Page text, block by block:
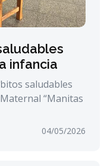
infancia
saludables
“Manitas
04/05/2026